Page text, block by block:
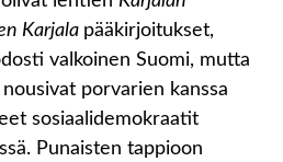
Karjala pääkirjoitukset,
valkoinen Suomi, mutta
porvarien kanssa
sosiaalidemokraatit
Punaisten tappioon